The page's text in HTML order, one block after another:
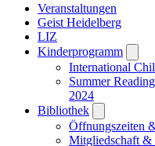
Veranstaltungen
Geist Heidelberg
LIZ
Kinderprogramm
International
Summer
2024
Bibliothek
submenu
Öffnungszeiten
Mitgliedschaft &